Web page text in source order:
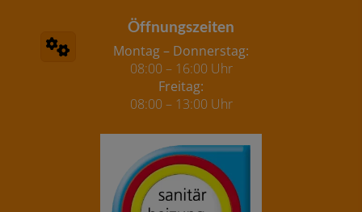
Öffnungszeiten
Montag – Donnerstag:
08:00 – 16:00 Uhr
Freitag:
08:00 – 13:00 Uhr